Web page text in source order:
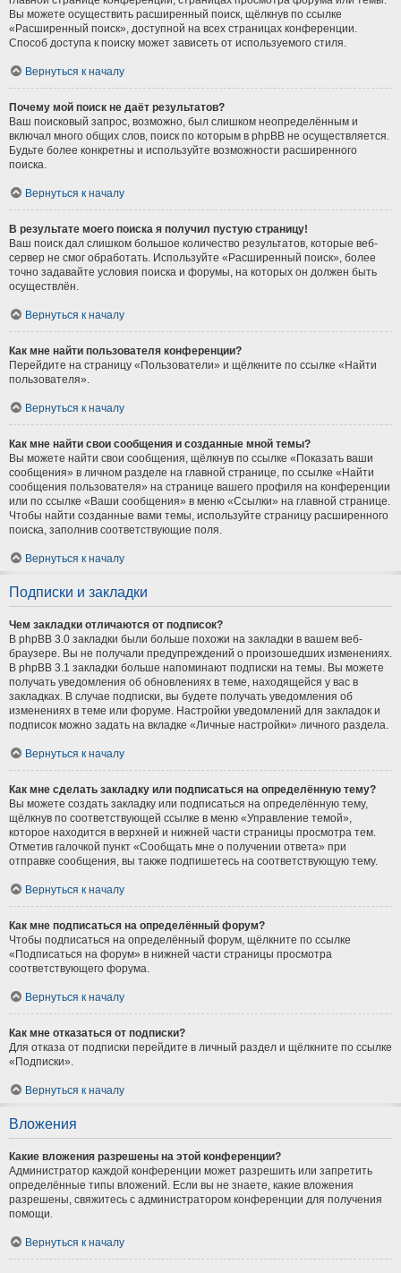
Вы можете осуществить расширенный поиск, щёлкнув по ссылке
«Расширенный поиск», доступной на всех страницах конференции.
Способ доступа к поиску может зависеть от используемого стиля.
Вернуться к началу
Почему мой поиск не даёт результатов?
Ваш поисковый запрос, возможно, был слишком неопределённым и
включал много общих слов, поиск по которым в phpBB не осуществляется.
Будьте более конкретны и используйте возможности расширенного
поиска.
Вернуться к началу
В результате моего поиска я получил пустую страницу!
Ваш поиск дал слишком большое количество результатов, которые веб-
сервер не смог обработать. Используйте «Расширенный поиск», более
точно задавайте условия поиска и форумы, на которых он должен быть
осуществлён.
Вернуться к началу
Как мне найти пользователя конференции?
Перейдите на страницу «Пользователи» и щёлкните по ссылке «Найти
пользователя».
Вернуться к началу
Как мне найти свои сообщения и созданные мной темы?
Вы можете найти свои сообщения, щёлкнув по ссылке «Показать ваши
сообщения» в личном разделе на главной странице, по ссылке «Найти
сообщения пользователя» на странице вашего профиля на конференции
или по ссылке «Ваши сообщения» в меню «Ссылки» на главной странице.
Чтобы найти созданные вами темы, используйте страницу расширенного
поиска, заполнив соответствующие поля.
Вернуться к началу
Подписки и закладки
Чем закладки отличаются от подписок?
В phpBB 3.0 закладки были больше похожи на закладки в вашем веб-
браузере. Вы не получали предупреждений о произошедших изменениях.
В phpBB 3.1 закладки больше напоминают подписки на темы. Вы можете
получать уведомления об обновлениях в теме, находящейся у вас в
закладках. В случае подписки, вы будете получать уведомления об
изменениях в теме или форуме. Настройки уведомлений для закладок и
подписок можно задать на вкладке «Личные настройки» личного раздела.
Вернуться к началу
Как мне сделать закладку или подписаться на определённую тему?
Вы можете создать закладку или подписаться на определённую тему,
щёлкнув по соответствующей ссылке в меню «Управление темой»,
которое находится в верхней и нижней части страницы просмотра тем.
Отметив галочкой пункт «Сообщать мне о получении ответа» при
отправке сообщения, вы также подпишетесь на соответствующую тему.
Вернуться к началу
Как мне подписаться на определённый форум?
Чтобы подписаться на определённый форум, щёлкните по ссылке
«Подписаться на форум» в нижней части страницы просмотра
соответствующего форума.
Вернуться к началу
Как мне отказаться от подписки?
Для отказа от подписки перейдите в личный раздел и щёлкните по ссылке
«Подписки».
Вернуться к началу
Вложения
Какие вложения разрешены на этой конференции?
Администратор каждой конференции может разрешить или запретить
определённые типы вложений. Если вы не знаете, какие вложения
разрешены, свяжитесь с администратором конференции для получения
помощи.
Вернуться к началу